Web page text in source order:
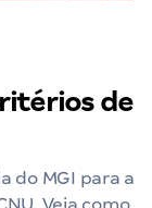
de
do MGI para a